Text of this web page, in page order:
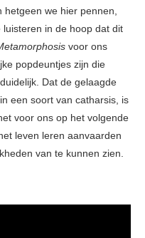
hetgeen we hier pennen,
in de hoop dat dit
voor ons
popdeuntjes zijn die
Dat de gelaagde
een soort van catharsis, is
voor ons op het volgende
leven leren aanvaarden
van te kunnen zien.